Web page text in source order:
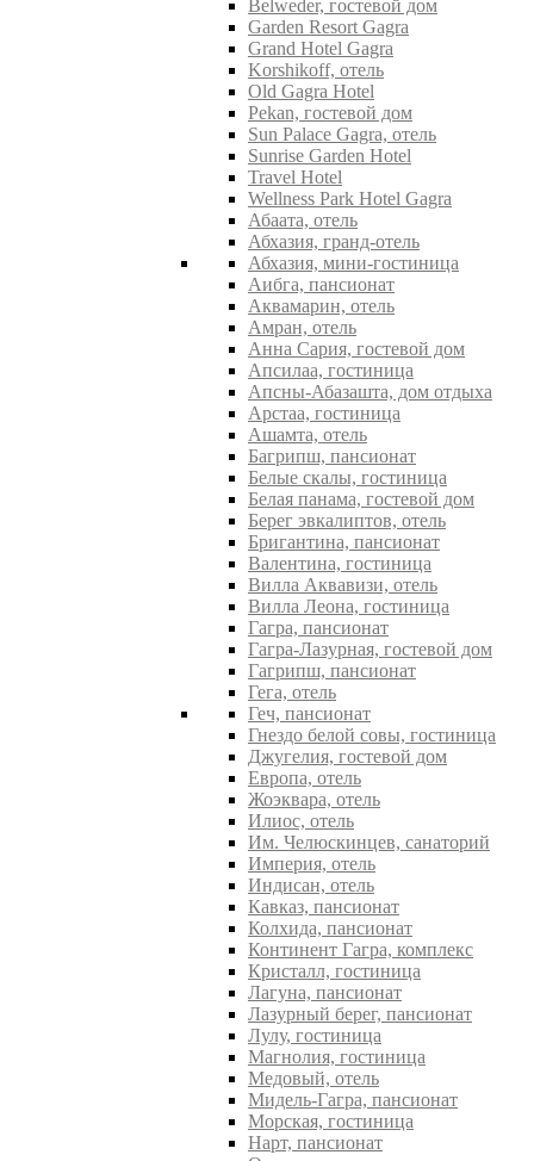
Belweder, гостевой дом
Garden Resort Gagra
Grand Hotel Gagra
Korshikoff, отель
Old Gagra Hotel
Pekan, гостевой дом
Sun Palace Gagra, отель
Sunrise Garden Hotel
Travel Hotel
Wellness Park Hotel Gagra
Абаата, отель
Абхазия, гранд-отель
Абхазия, мини-гостиница
Аибга, пансионат
Аквамарин, отель
Амран, отель
Анна Сария, гостевой дом
Апсилаа, гостиница
Апсны-Абазашта, дом отдыха
Арстаа, гостиница
Ашамта, отель
Багрипш, пансионат
Белые скалы, гостиница
Белая панама, гостевой дом
Берег эвкалиптов, отель
Бригантина, пансионат
Валентина, гостиница
Вилла Аквавизи, отель
Вилла Леона, гостиница
Гагра, пансионат
Гагра-Лазурная, гостевой дом
Гагрипш, пансионат
Гега, отель
Геч, пансионат
Гнездо белой совы, гостиница
Джугелия, гостевой дом
Европа, отель
Жоэквара, отель
Илиос, отель
Им. Челюскинцев, санаторий
Империя, отель
Индисан, отель
Кавказ, пансионат
Колхида, пансионат
Континент Гагра, комплекс
Кристалл, гостиница
Лагуна, пансионат
Лазурный берег, пансионат
Лулу, гостиница
Магнолия, гостиница
Медовый, отель
Мидель-Гагра, пансионат
Морская, гостиница
Нарт, пансионат